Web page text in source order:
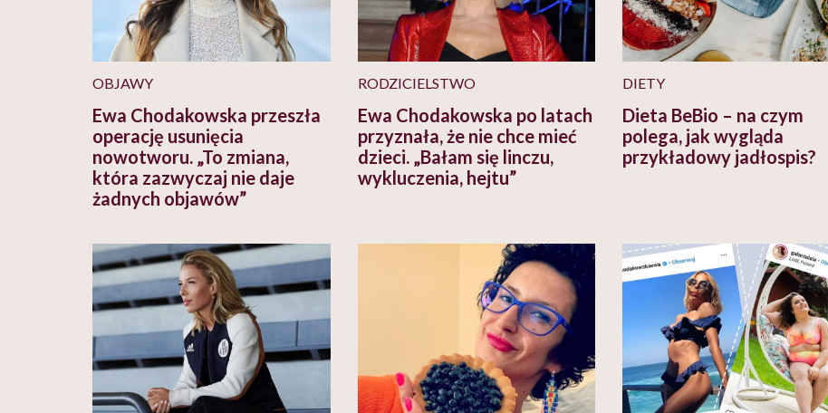
OBJAWY
Ewa Chodakowska przeszła
operację usunięcia
nowotworu. „To zmiana,
która zazwyczaj nie daje
żadnych objawów”
RODZICIELSTWO
Ewa Chodakowska po latach
przyznała, że nie chce mieć
dzieci. „Bałam się linczu,
wykluczenia, hejtu”
DIETY
Dieta BeBio – na czym
polega, jak wygląda
przykładowy jadłospis?